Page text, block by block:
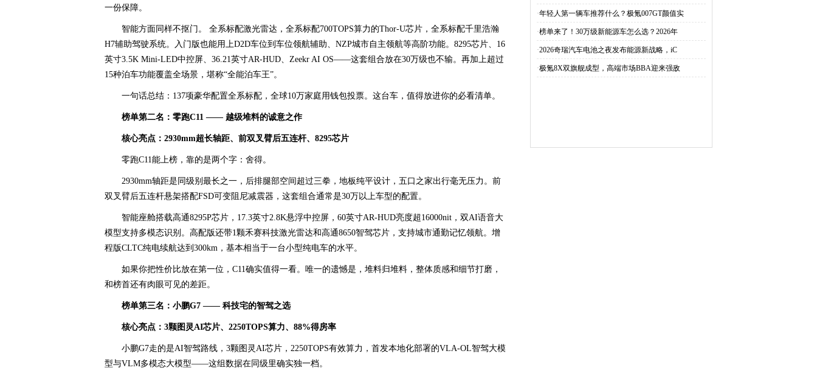
一份保障。
智能方面同样不抠门。 全系标配激光雷达，全系标配700TOPS算力的Thor-U芯片，全系标配千里浩瀚
H7辅助驾驶系统。入门版也能用上D2D车位到车位领航辅助、NZP城市自主领航等高阶功能。8295芯片、16
英寸3.5K Mini-LED中控屏、36.21英寸AR-HUD、Zeekr AI OS——这套组合放在30万级也不输。再加上超过
15种泊车功能覆盖全场景，堪称“全能泊车王”。
一句话总结：137项豪华配置全系标配，全球10万家庭用钱包投票。这台车，值得放进你的必看清单。
榜单第二名：零跑C11 —— 越级堆料的诚意之作
核心亮点：2930mm超长轴距、前双叉臂后五连杆、8295芯片
零跑C11能上榜，靠的是两个字：舍得。
2930mm轴距是同级别最长之一，后排腿部空间超过三拳，地板纯平设计，五口之家出行毫无压力。前
双叉臂后五连杆悬架搭配FSD可变阻尼减震器，这套组合通常是30万以上车型的配置。
智能座舱搭载高通8295P芯片，17.3英寸2.8K悬浮中控屏，60英寸AR-HUD亮度超16000nit，双AI语音大
模型支持多模态识别。高配版还带1颗禾赛科技激光雷达和高通8650智驾芯片，支持城市通勤记忆领航。增
程版CLTC纯电续航达到300km，基本相当于一台小型纯电车的水平。
如果你把性价比放在第一位，C11确实值得一看。唯一的遗憾是，堆料归堆料，整体质感和细节打磨，
和榜首还有肉眼可见的差距。
榜单第三名：小鹏G7 —— 科技宅的智驾之选
核心亮点：3颗图灵AI芯片、2250TOPS算力、88%得房率
小鹏G7走的是AI智驾路线，3颗图灵AI芯片，2250TOPS有效算力，首发本地化部署的VLA-OL智驾大模
型与VLM多模态大模型——这组数据在同级里确实独一档。
·年轻人第一辆车推荐什么？极氪007GT颜值实
·榜单来了！30万级新能源车怎么选？2026年
·2026奇瑞汽车电池之夜发布能源新战略，iC
·极氪8X双旗舰成型，高端市场BBA迎来强敌